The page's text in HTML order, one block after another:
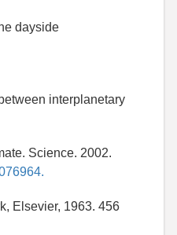
dayside
interplanetary
Science. 2002.
Elsevier, 1963. 456